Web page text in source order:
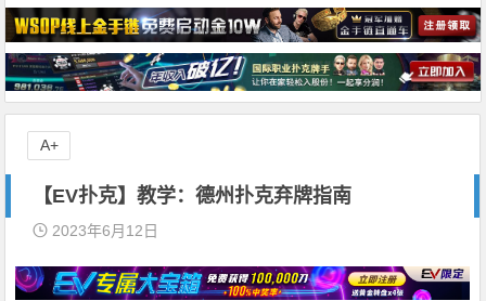
【EV扑克】教学：德州扑克弃牌指南
2023年6月12日
A+